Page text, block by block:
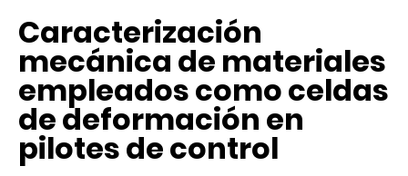
Caracterización
mecánica de materiales
empleados como celdas
de deformación en
pilotes de control